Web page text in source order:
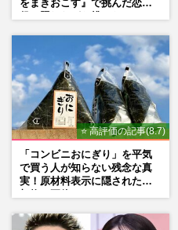
をまきおこす』で挑んだ恋人
⭐ 高評価の記事(8.7)
「コンビニおにぎり」を平気
で買う人が知らない残念な真
実！原材料表示に隠された添